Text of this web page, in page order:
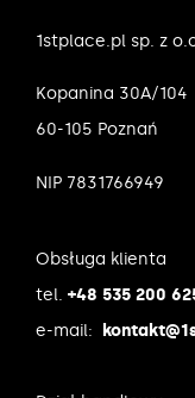
1stplace.pl sp. z
Kopanina 30A/104
60-105 Poznań
NIP 7831766949
Obsługa klienta
tel. +48 535 200
e-mail: